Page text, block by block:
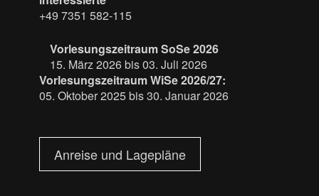
+49 7351 582-115
Vorlesungszeitraum SoSe 2026
15. März 2026 bis 03. Juli 2026
Vorlesungszeitraum WiSe 2026/27:
05. Oktober 2025 bis 30. Januar 2026
Anreise und Lagepläne